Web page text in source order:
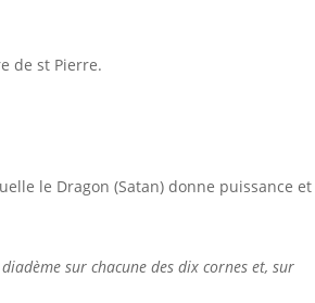
de st Pierre.
le Dragon (Satan) donne puissance et
sur chacune des dix cornes et, sur